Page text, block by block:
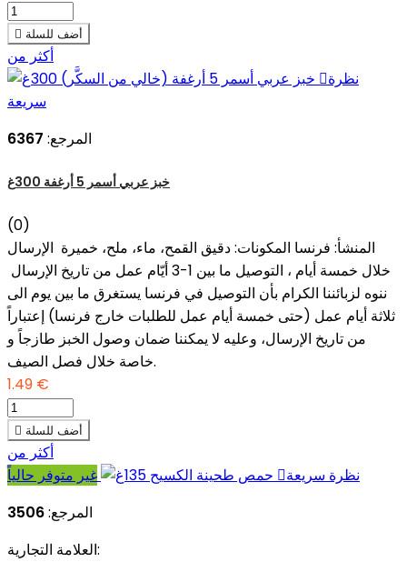
 أضف للسلة
أكثر من
نظرة
سريعة
المرجع: 6367
خبز عربي أسمر 5 أرغفة 300غ
(0)
المنشأ: فرنسا المكونات: دقيق القمح، ماء، ملح، خميرة الإرسال
خلال خمسة أيام ، التوصيل ما بين 1-3 أيّام عمل من تاريخ الإرسال
ننوه لزبائننا الكرام بأن التوصيل في فرنسا يستغرق ما بين يوم الى
ثلاثة أيام عمل (حتى خمسة أيام عمل للطلبات خارج فرنسا) إعتباراً
من تاريخ الإرسال، وعليه لا يمكننا ضمان وصول الخبز طازجاً و
خاصة خلال فصل الصيف.
1.49 €
 أضف للسلة
أكثر من
غير متوفر حالياً
نظرة سريعة
المرجع:3506
العلامة التجارية: